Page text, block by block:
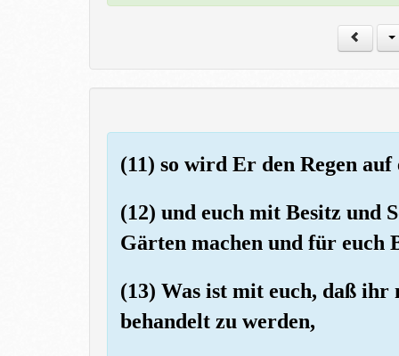
(11) so wird Er den Regen
(12) und euch mit Besitz und
Gärten machen und für euch
(13) Was ist mit euch, daß
behandelt zu werden,